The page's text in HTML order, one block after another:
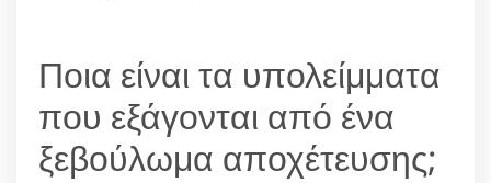
Ποια είναι τα υπολείμματα
που εξάγονται από ένα
ξεβούλωμα αποχέτευσης;